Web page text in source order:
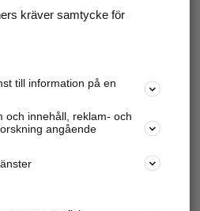
kräver samtycke för
till information på en
och innehåll, reklam- och
angående